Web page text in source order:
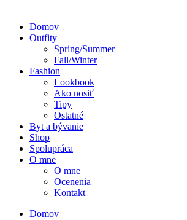
Domov
Outfity
Spring/Summer
Fall/Winter
Fashion
Lookbook
Ako nosiť
Tipy
Ostatné
Byt a bývanie
Shop
Spolupráca
O mne
O mne
Ocenenia
Kontakt
Domov